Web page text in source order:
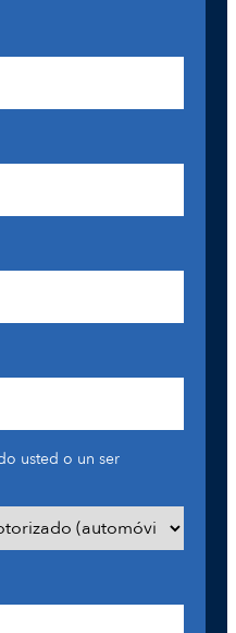
usted o un ser